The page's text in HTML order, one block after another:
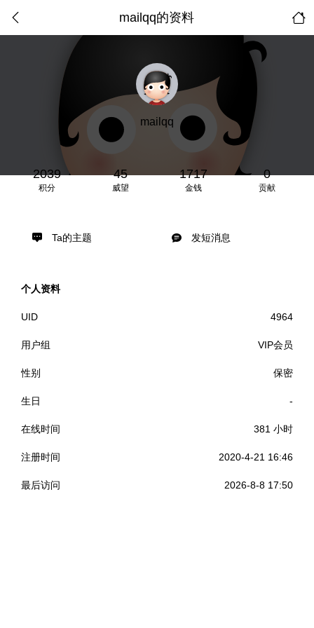
mailqq的资料
mailqq
2039
积分
45
威望
1717
金钱
0
贡献
Ta的主题 发短消息
个人资料
UID 4964
用户组 VIP会员
性别 保密
生日 -
在线时间 381 小时
注册时间 2020-4-21 16:46
最后访问 2026-8-8 17:50